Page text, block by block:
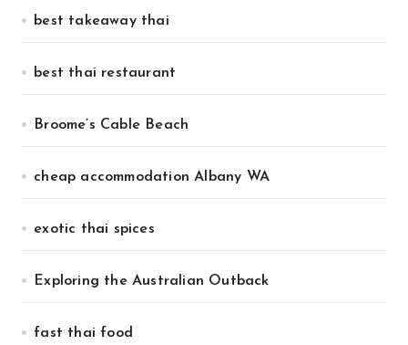
best takeaway thai
best thai restaurant
Broome’s Cable Beach
cheap accommodation Albany WA
exotic thai spices
Exploring the Australian Outback
fast thai food